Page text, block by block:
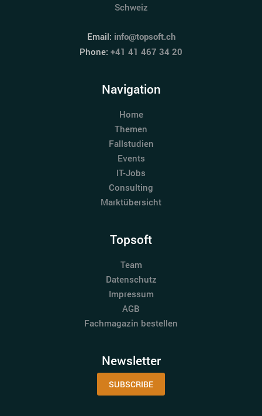
Schweiz
Email: info@topsoft.ch
Phone: +41 41 467 34 20
Navigation
Home
Themen
Fallstudien
Events
IT-Jobs
Consulting
Marktübersicht
Topsoft
Team
Datenschutz
Impressum
AGB
Fachmagazin bestellen
Newsletter
SUBSCRIBE